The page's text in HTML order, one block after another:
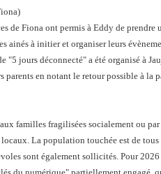
de Fiona ont permis à Eddy de
ainés à initier et organiser leurs
"5 jours déconnecté" a été organisé à
parents en notant le retour possible à la
familles fragilisées socialement ou
La population touchée est de
sont également sollicités. Pour
du numérique" partiellement engagé,